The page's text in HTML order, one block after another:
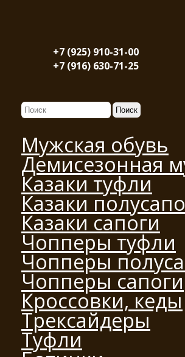
+7 (925) 910-31-00
+7 (916) 630-71-25
Мужская обувь
Демисезонная
Казаки туфли
Казаки
Казаки сапоги
Чопперы туфли
Чопперы
Чопперы сапоги
Кроссовки, кеды
Трексайдеры
Туфли